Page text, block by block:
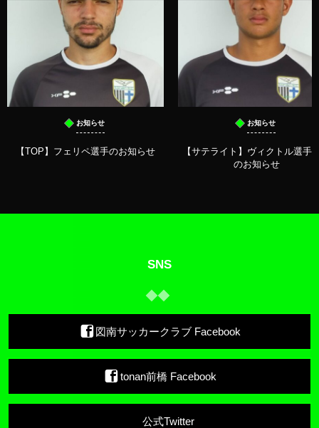
お知らせ
【TOP】フェリペ選手のお知らせ
お知らせ
【サテライト】ヴィクトル選手
のお知らせ
SNS
図南サッカークラブ Facebook
tonan前橋 Facebook
公式Twitter